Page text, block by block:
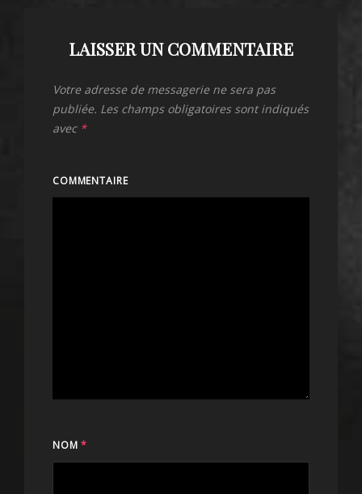
LAISSER UN COMMENTAIRE
Votre adresse de messagerie ne sera pas
publiée. Les champs obligatoires sont indiqués
avec *
COMMENTAIRE
NOM*